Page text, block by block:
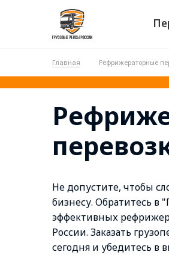
Главная Рефрижераторные
Не допустите, чтобы
бизнесу. Обратитесь в
эффективных
России. Заказать
сегодня и убедитесь в